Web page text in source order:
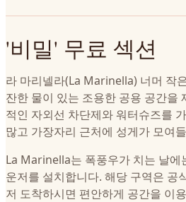
'비밀' 무료 섹션
라 마리넬라(La Marinella) 너머 작
잔한 물이 있는 조용한 공용 공간을
적인 자외선 차단제와 워터슈즈를
많고 가장자리 근처에 성게가 모여
La Marinella는 폭풍우가 치는 날에
운저를 설치합니다. 해당 구역은 공
저 도착하시면 편안하게 공간을 이